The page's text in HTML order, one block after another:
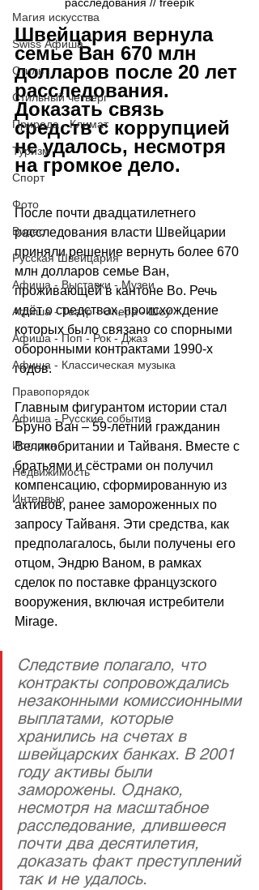
Магия искусства
Swiss Афиша
Стиль
Стильный четверг
Природа - Климат
Туризм
Спорт
Фото
Видео
Русская Швейцария
Афиша - Выставки - Музеи
Афиша - Театр - Опера - Шоу
Афиша - Поп - Рок - Джаз
Афиша - Классическая музыка
Правопорядок
Афиша - Русские события
История
Недвижимость
Интервью
расследования // freepik
Швейцария вернула
семье Ван 670 млн
долларов после 20 лет
расследования.
Доказать связь
средств с коррупцией
не удалось, несмотря
на громкое дело.
После почти двадцатилетнего
расследования власти Швейцарии
приняли решение вернуть более 670
млн долларов семье Ван,
проживающей в кантоне Во. Речь
идёт о средствах, происхождение
которых было связано со спорными
оборонными контрактами 1990-х
годов.
Главным фигурантом истории стал
Бруно Ван – 59-летний гражданин
Великобритании и Тайваня. Вместе с
братьями и сёстрами он получил
компенсацию, сформированную из
активов, ранее замороженных по
запросу Тайваня. Эти средства, как
предполагалось, были получены его
отцом, Эндрю Ваном, в рамках
сделок по поставке французского
вооружения, включая истребители
Mirage.
Следствие полагало, что
контракты сопровождались
незаконными комиссионными
выплатами, которые
хранились на счетах в
швейцарских банках. В 2001
году активы были
заморожены. Однако,
несмотря на масштабное
расследование, длившееся
почти два десятилетия,
доказать факт преступлений
так и не удалось.